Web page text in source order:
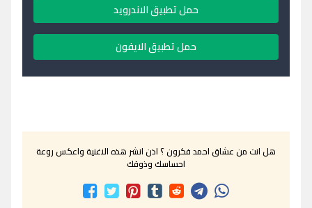
حمل تطبيق الاندرويد
حمل تطبيق الايفون
هل انت من عشاق احمد فكرون ؟ اذن انشر هذه الاغنية واعكس روعة
احساسك وذوقك